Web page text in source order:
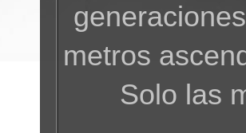
metros
Solo las